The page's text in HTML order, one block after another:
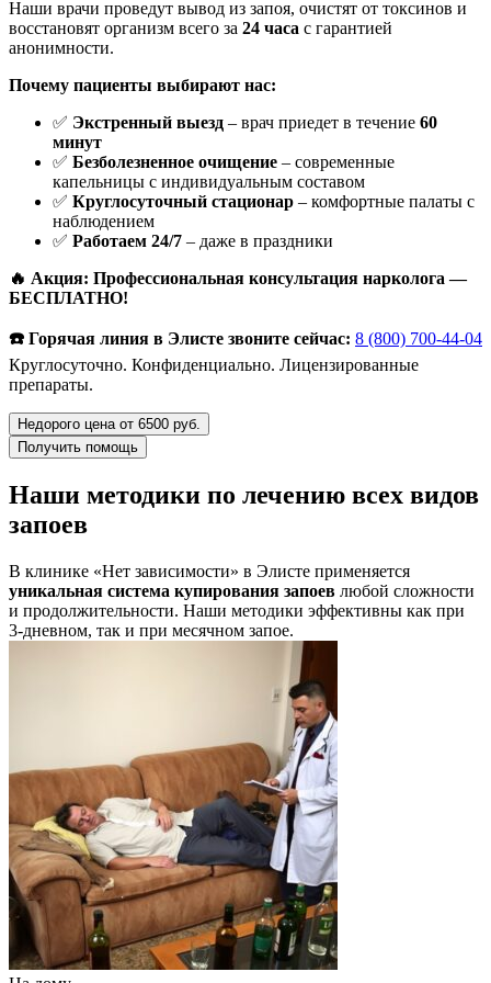
Наши врачи проведут вывод из запоя, очистят от токсинов и
восстановят организм всего за 24 часа с гарантией
анонимности.
Почему пациенты выбирают нас:
✅ Экстренный выезд – врач приедет в течение 60
минут
✅ Безболезненное очищение – современные
капельницы с индивидуальным составом
✅ Круглосуточный стационар – комфортные палаты с
наблюдением
✅ Работаем 24/7 – даже в праздники
🔥 Акция: Профессиональная консультация нарколога —
БЕСПЛАТНО!
☎️ Горячая линия в Элисте звоните сейчас: 8 (800) 700-44-04
Круглосуточно. Конфиденциально. Лицензированные
препараты.
Недорого цена от 6500 руб.
Получить помощь
Наши методики по лечению всех видов
запоев
В клинике «Нет зависимости» в Элисте применяется
уникальная система купирования запоев любой сложности
и продолжительности. Наши методики эффективны как при
3-дневном, так и при месячном запое.